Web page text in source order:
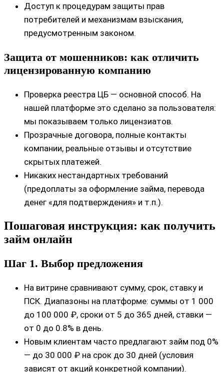
Доступ к процедурам защиты прав
потребителей и механизмам взыскания,
предусмотренным законом.
Защита от мошенников: как отличить
лицензированную компанию
Проверка реестра ЦБ — основной способ. На
нашей платформе это сделано за пользователя:
мы показываем только лицензиатов.
Прозрачные договора, полные контакты
компании, реальные отзывы и отсутствие
скрытых платежей.
Никаких нестандартных требований
(предоплаты за оформление займа, перевода
денег «для подтверждения» и т.п.).
Пошаговая инструкция: как получить
займ онлайн
Шаг 1. Выбор предложения
На витрине сравнивают сумму, срок, ставку и
ПСК. Диапазоны на платформе: суммы от 1 000
до 100 000 ₽, сроки от 5 до 365 дней, ставки —
от 0 до 0.8% в день.
Новым клиентам часто предлагают займ под 0%
— до 30 000 ₽ на срок до 30 дней (условия
зависят от акций конкретной компании).